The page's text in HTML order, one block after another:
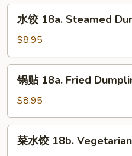
Chicken
Wings
18a.
Steamed
Dumpling
水饺 18a. Steamed
$8.95
18a.
Fried
Dumpling
锅贴 18a. Fried
$8.95
菜水饺 18b.